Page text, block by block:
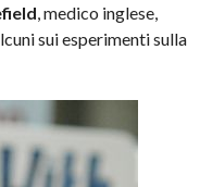
, medico inglese,
sui esperimenti sulla